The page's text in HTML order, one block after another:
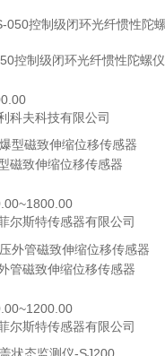
控制级闭环光纤惯性陀螺仪
科夫科技有限公司
磁致伸缩位移传感器
尔斯特传感器有限公司
管磁致伸缩位移传感器
尔斯特传感器有限公司